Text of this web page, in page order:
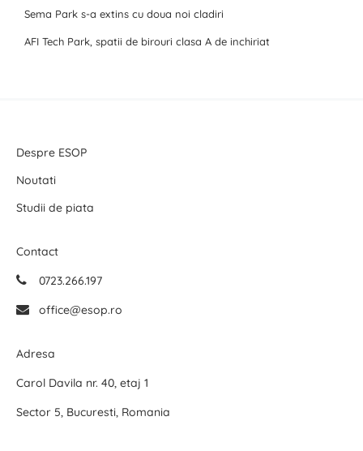
Sema Park s-a extins cu doua noi cladiri
AFI Tech Park, spatii de birouri clasa A de inchiriat
Despre ESOP
Noutati
Studii de piata
Contact
0723.266.197
office@esop.ro
Adresa
Carol Davila nr. 40, etaj 1
Sector 5, Bucuresti, Romania